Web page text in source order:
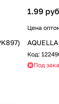
1.99
Цена
Код:
Под